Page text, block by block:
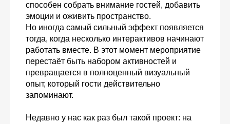
способен собрать внимание гостей, добавить
эмоции и оживить пространство.
Но иногда самый сильный эффект появляется
тогда, когда несколько интерактивов начинают
работать вместе. В этот момент мероприятие
перестаёт быть набором активностей и
превращается в полноценный визуальный
опыт, который гости действительно
запоминают.
Недавно у нас как раз был такой проект: на